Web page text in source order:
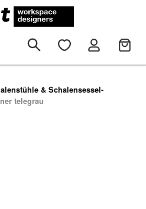
& Schalensessel-
telegrau